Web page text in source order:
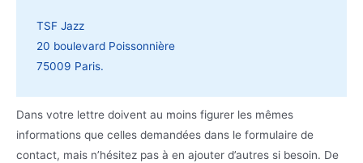
TSF Jazz
20 boulevard Poissonnière
75009 Paris.
Dans votre lettre doivent au moins figurer les mêmes
informations que celles demandées dans le formulaire de
contact, mais n’hésitez pas à en ajouter d’autres si besoin. De